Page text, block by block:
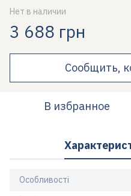
Нет в наличии
3 688 грн
Сообщить,
В избранное
Особливості